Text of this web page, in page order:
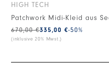
HIGH TECH
Patchwork Midi-Kleid aus
335,00 €
670,00 € -50%
(inklusive 20% Mwst.)